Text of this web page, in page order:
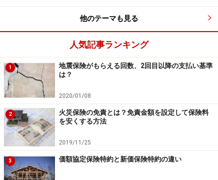
他のテーマも見る
人気記事ランキング
1
地震保険がもらえる回数、2回目以降の支払い基準
は？
2020/01/08
2
火災保険の免責とは？免責金額を設定して保険料
を安くする方法
2019/11/25
3 価額協定保険特約と新価保険特約の違い